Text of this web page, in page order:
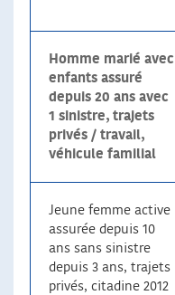
Homme marié avec
enfants assuré
depuis 20 ans avec
1 sinistre, trajets
privés / travail,
véhicule familial
Jeune femme active
assurée depuis 10
ans sans sinistre
depuis 3 ans, trajets
privés, citadine 2012